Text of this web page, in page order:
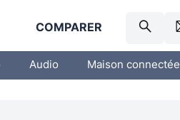
COMPARER
Audio Maison connectée